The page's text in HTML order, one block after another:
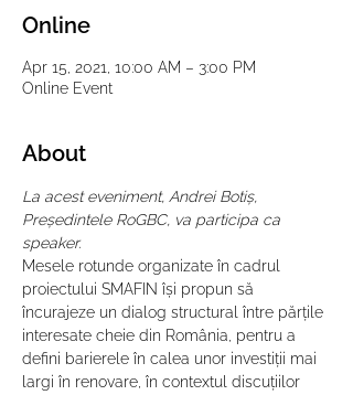
Online
Apr 15, 2021, 10:00 AM – 3:00 PM
Online Event
About
La acest eveniment, Andrei Botiș,
Președintele RoGBC, va participa ca
speaker.
Mesele rotunde organizate în cadrul
proiectului SMAFIN își propun să
încurajeze un dialog structural între părțile
interesate cheie din România, pentru a
defini barierele în calea unor investiții mai
largi în renovare, în contextul discuțiilor